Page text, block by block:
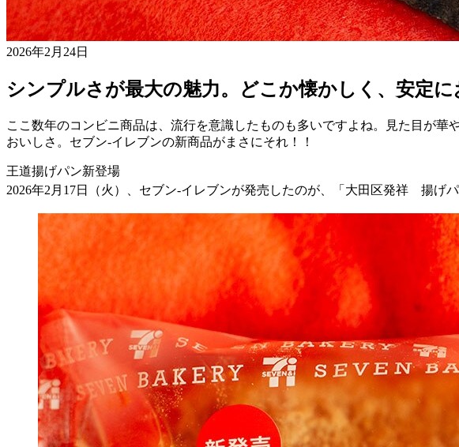
2026年2月24日
シンプルさが最大の魅力。どこか懐かしく、安定
ここ数年のコンビニ商品は、流行を意識したものも多いですよね。見た目が
おいしさ。セブン-イレブンの新商品がまさにそれ！！
王道揚げパン新登場
2026年2 月 17日（火）、セブン-イレブンが発売したのが、「大田区発祥 揚げ